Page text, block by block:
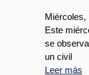
Miércoles,
Este
se
un civil
Leer más